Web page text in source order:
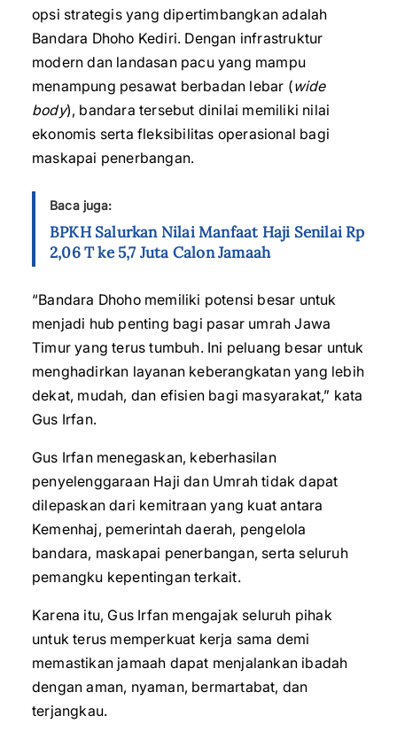
opsi strategis yang dipertimbangkan adalah
Bandara Dhoho Kediri. Dengan infrastruktur
modern dan landasan pacu yang mampu
menampung pesawat berbadan lebar (wide
body), bandara tersebut dinilai memiliki nilai
ekonomis serta fleksibilitas operasional bagi
maskapai penerbangan.
Baca juga:
BPKH Salurkan Nilai Manfaat Haji Senilai Rp
2,06 T ke 5,7 Juta Calon Jamaah
“Bandara Dhoho memiliki potensi besar untuk
menjadi hub penting bagi pasar umrah Jawa
Timur yang terus tumbuh. Ini peluang besar untuk
menghadirkan layanan keberangkatan yang lebih
dekat, mudah, dan efisien bagi masyarakat,” kata
Gus Irfan.
Gus Irfan menegaskan, keberhasilan
penyelenggaraan Haji dan Umrah tidak dapat
dilepaskan dari kemitraan yang kuat antara
Kemenhaj, pemerintah daerah, pengelola
bandara, maskapai penerbangan, serta seluruh
pemangku kepentingan terkait.
Karena itu, Gus Irfan mengajak seluruh pihak
untuk terus memperkuat kerja sama demi
memastikan jamaah dapat menjalankan ibadah
dengan aman, nyaman, bermartabat, dan
terjangkau.